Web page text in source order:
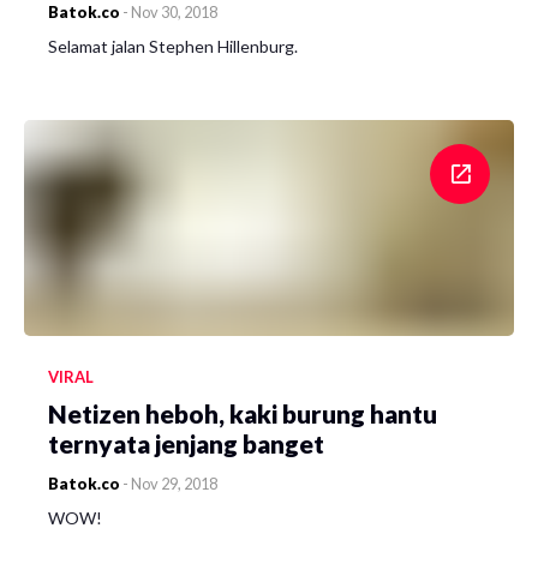
Batok.co - Nov 30, 2018
Selamat jalan Stephen Hillenburg.
VIRAL
Netizen heboh, kaki burung hantu
ternyata jenjang banget
Batok.co - Nov 29, 2018
WOW!